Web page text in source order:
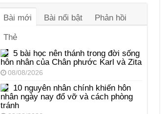
Bài mới Bài nổi bật Phản hồi
Thẻ
5 bài học nên thánh trong đời sống
hôn nhân của Chân phước Karl và Zita
08/08/2026
10 nguyên nhân chính khiến hôn
nhân ngày nay đổ vỡ và cách phòng
tránh